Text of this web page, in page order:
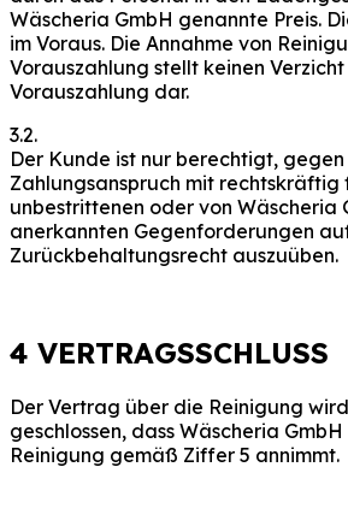
Wäscheria GmbH genannte Preis.
im Voraus. Die Annahme von
Vorauszahlung stellt keinen
Vorauszahlung dar.
3.2.
Der Kunde ist nur berechtigt, gegen
Zahlungsanspruch mit rechtskräftig
unbestrittenen oder von Wäscheria
anerkannten Gegenforderungen
Zurückbehaltungsrecht auszuüben.
4 VERTRAGSSCHLUSS
Der Vertrag über die Reinigung
geschlossen, dass Wäscheria
Reinigung gemäß Ziffer 5 annimmt.